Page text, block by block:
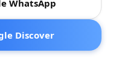
WhatsApp
Discover